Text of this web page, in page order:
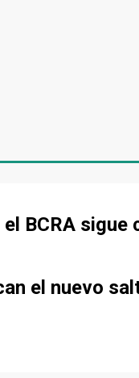
BCRA sigue
el nuevo